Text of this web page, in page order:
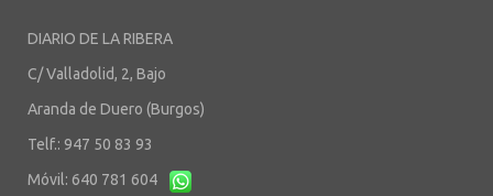
DIARIO DE LA RIBERA
C/ Valladolid, 2, Bajo
Aranda de Duero (Burgos)
Telf.: 947 50 83 93
Móvil: 640 781 604